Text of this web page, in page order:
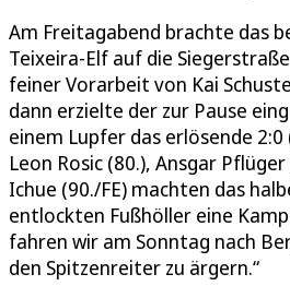
Am Freitagabend brachte das
Teixeira-Elf auf die
feiner Vorarbeit von Kai
dann erzielte der zur Pause
einem Lupfer das erlösende 2:0
Leon Rosic (80.), Ansgar
Ichue (90./FE) machten das
entlockten Fußhöller eine
fahren wir am Sonntag nach
den Spitzenreiter zu ärgern.“